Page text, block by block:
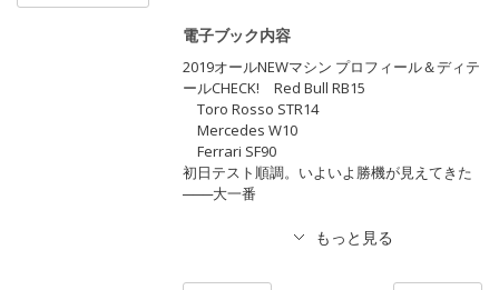
電子ブック内容
2019オールNEWマシン プロフィール＆ディテ
ールCHECK! Red Bull RB15
Toro Rosso STR14
Mercedes W10
Ferrari SF90
初日テスト順調。いよいよ勝機が見えてきた
───大一番